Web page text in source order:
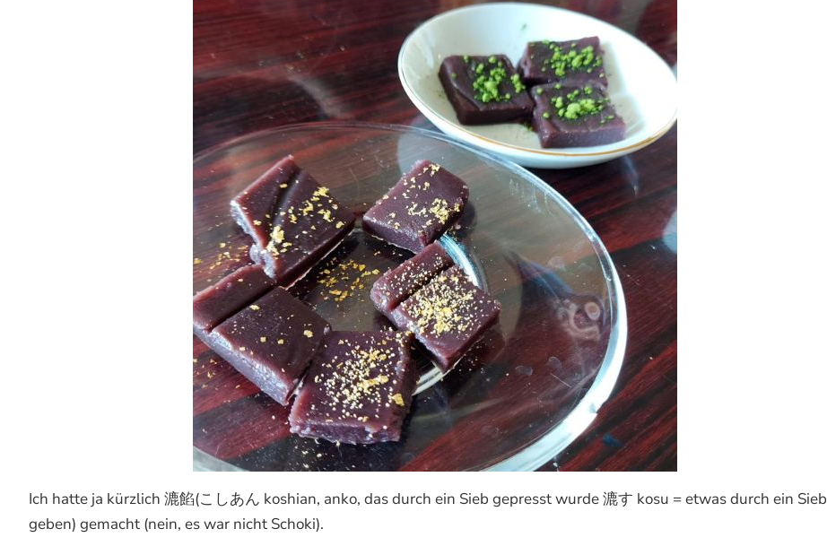
Ich hatte ja kürzlich 漉餡(こしあん koshian, anko, das durch ein Sieb gepresst wurde 漉す kosu = etwas durch ein Sieb
geben) gemacht (nein, es war nicht Schoki).